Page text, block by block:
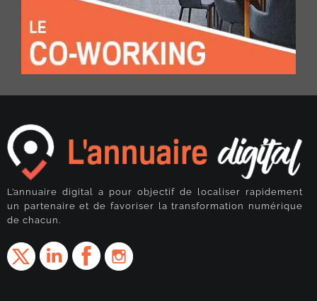
L’annuaire digital a pour objectif de localiser rapidement
un partenaire et de favoriser la transformation numérique
de chacun.